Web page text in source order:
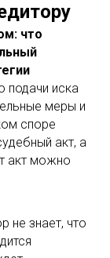
что
подачи иска
меры и
споре
акт, а
акт можно
не знает, что